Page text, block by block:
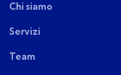
Chi siamo
Servizi
Team